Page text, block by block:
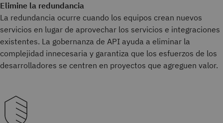
Elimine la redundancia
La redundancia ocurre cuando los equipos crean nuevos
servicios en lugar de aprovechar los servicios e integraciones
existentes. La gobernanza de API ayuda a eliminar la
complejidad innecesaria y garantiza que los esfuerzos de los
desarrolladores se centren en proyectos que agreguen valor.